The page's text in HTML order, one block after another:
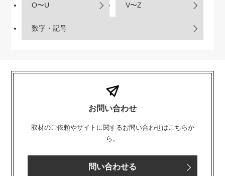
O〜U V〜Z
数字・記号
お問い合わせ
取材のご依頼やサイトに関するお問い合わせはこちらか
ら。
問い合わせる